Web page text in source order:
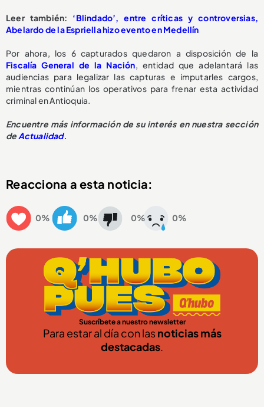
Leer también: ‘Blindado’, entre críticas y controversias,
Abelardo de la Espriella hizo evento en Medellín
Por ahora, los 6 capturados quedaron a disposición de la
Fiscalía General de la Nación, entidad que adelantará las
audiencias para legalizar las capturas e imputarles cargos,
mientras continúan los operativos para frenar esta actividad
criminal en Antioquia.
Encuentre más información de su interés en nuestra sección
deActualidad.
Reacciona a esta noticia:
0% 0% 0% 0%
Suscríbete a nuestro newsletter
Para estar al día con lasnoticias más
destacadas.